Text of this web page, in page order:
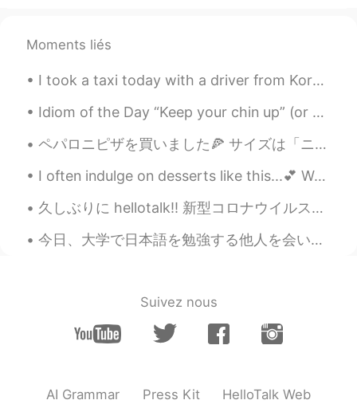
Mish • ミッシュ • 미시
@kanaいいえ！ I'm sure it's not that bad!
Mish • ミッシュ • 미시 2019.05.30 10:44
EN FRJPKR
@hana ありがとうございます！
Mish • ミッシュ • 미시 2019.05.30 10:44
EN FR
@YurikoThat pack was £2 (¥280). I love
Feta cheeeeeeeese!!! 🤤🤤🤤 I love it! How
Moments liés
I took a taxi today with a driver from Korea. He found out I was really hungry and gave me a bunc...
Idiom of the Day “Keep your chin up” (or your head up) This is a common idiom of encouragement ...
ペパロニピザを買いました🍕 サイズは「ニューヨークサイズ」です(🤣 オーストラリアのジャンボサイズと同じくらいだとおもう。 めちゃ大きいだ！🍕 手よりも大きい！✌️ —- I bought ...
I often indulge on desserts like this...💕 Would you like a slice? 😊 notes: 🍒guess what, DESS...
久しぶりに hellotalk!! 新型コロナウイルスの影響で仕事を出来なくなったのはもう5ヵ月間になりました😂！！ CA を辞めようかな？😅🛫 最近の就職活動も前に比べたら五倍くらい難しく...
今日、大学で日本語を勉強する他人を会いました。彼もちょっと日本語を話して読められていません。 でも、6年間後に独学で私の日本語もまた上手ではないと思う。 今日も川に沿っていい散歩しました。写真...
Suivez nous
AI Grammar Press Kit HelloTalk Web